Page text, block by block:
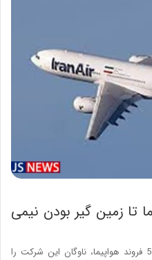
هما تا زمین گیر بودن نیمی
بنابر گزارش سازمان حسابرسی، تعداد 55 فروند هواپیما، ناوگان این شرکت را